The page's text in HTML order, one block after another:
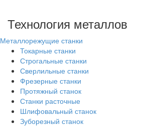
Технология металлов
Металлорежущие станки
Токарные станки
Строгальные станки
Сверлильные станки
Фрезерные станки
Протяжный станок
Станки расточные
Шлифовальный станок
Зуборезный станок